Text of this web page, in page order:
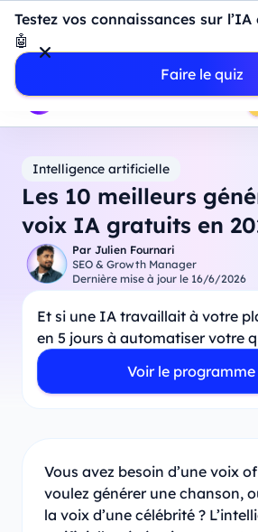
Testez vos connaissances sur
🤖
Faire le quiz
Introduction à Power BI : construisez
dashboard de A à Z
- Mardi 11 Août
Professionnels
Étudiants Parents
Intelligence artificielle
Les 10 meilleurs
voix IA gratuits en
Par Julien Fournari
SEO & Growth Manager
Dernière mise à jour le 16/6/2026
Et si une IA travaillait à votre
en 5 jours à automatiser votre
Voir le programme
Vous avez besoin d’une voix
voulez générer une chanson,
la voix d’une célébrité ?